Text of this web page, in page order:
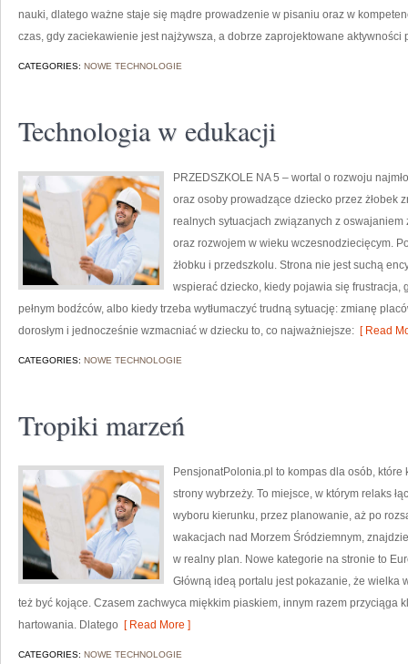
nauki, dlatego ważne staje się mądre prowadzenie w pisaniu oraz w
czas, gdy zaciekawienie jest najżywsza, a dobrze zaprojektowane aktywności
CATEGORIES: NOWE TECHNOLOGIE
Technologia w edukacji
PRZEDSZKOLE NA 5 – wortal o rozwoju
oraz osoby prowadzące dziecko przez żłobek
realnych sytuacjach związanych z
oraz rozwojem w wieku wczesnodziecięcym.
żłobku i przedszkolu. Strona nie jest suchą
wspierać dziecko, kiedy pojawia się
pełnym bodźców, albo kiedy trzeba wytłumaczyć trudną sytuację: zmianę
dorosłym i jednocześnie wzmacniać w dziecku to, co najważniejsze: [ Read
CATEGORIES: NOWE TECHNOLOGIE
Tropiki marzeń
PensjonatPolonia.pl to kompas dla osób,
strony wybrzeży. To miejsce, w którym relaks
wyboru kierunku, przez planowanie, aż po
wakacjach nad Morzem Śródziemnym,
w realny plan. Nowe kategorie na stronie to
Główną ideą portalu jest pokazanie, że wielka
też być kojące. Czasem zachwyca miękkim piaskiem, innym razem przyciąga
hartowania. Dlatego [ Read More ]
CATEGORIES: NOWE TECHNOLOGIE